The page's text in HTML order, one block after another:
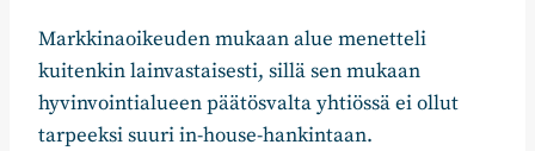
Markkinaoikeuden mukaan alue menetteli
kuitenkin lainvastaisesti, sillä sen mukaan
hyvinvointialueen päätösvalta yhtiössä ei ollut
tarpeeksi suuri in-house-hankintaan.